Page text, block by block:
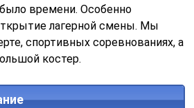
времени. Особенно
лагерной смены. Мы
спортивных соревнованиях, а
костер.